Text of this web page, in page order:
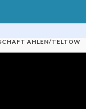
AHLEN/TELTOW